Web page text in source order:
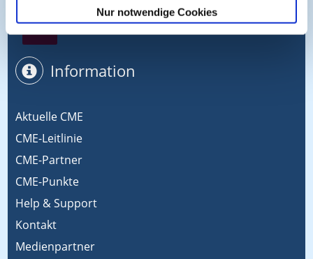
Nur notwendige Cookies
Gemeinsam gegen ADIPOSITAS
Information
Aktuelle CME
CME-Leitlinie
CME-Partner
CME-Punkte
Help & Support
Kontakt
Medienpartner